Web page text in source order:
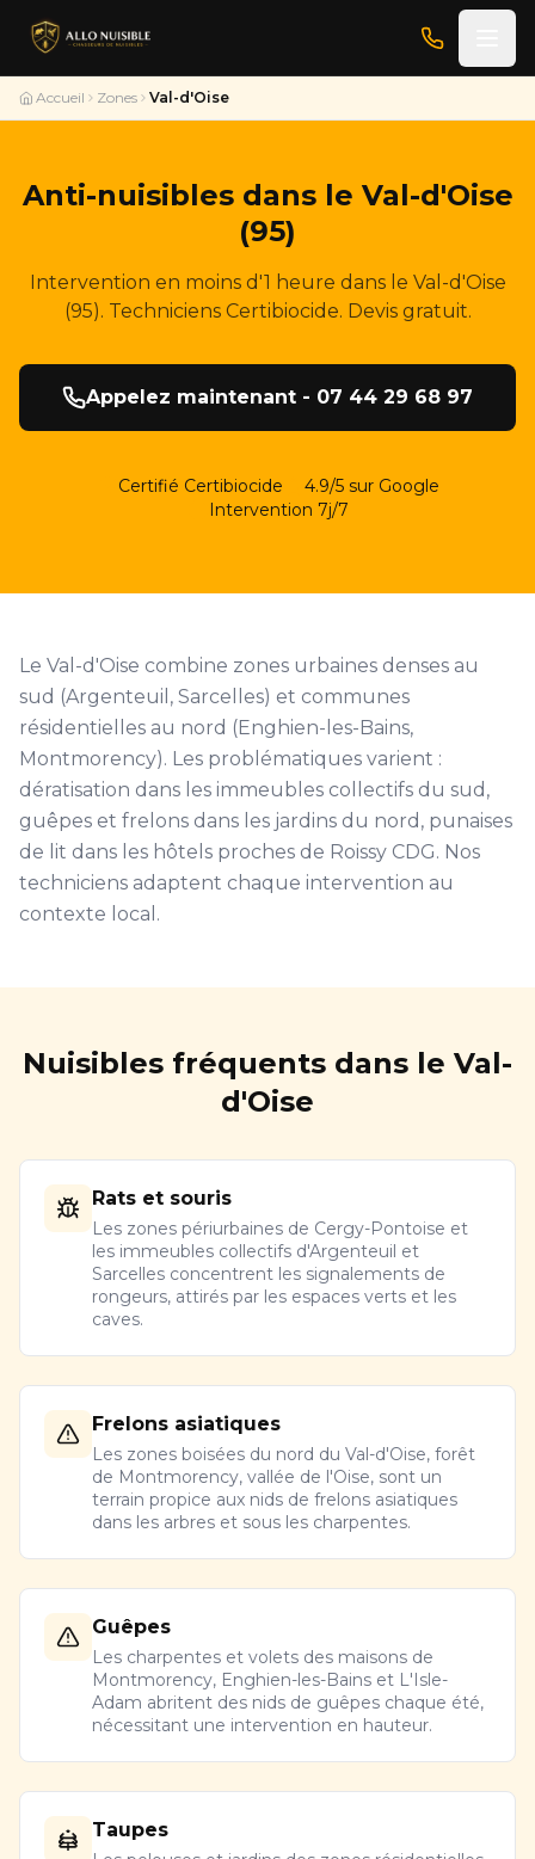
Accueil Zones Val-d'Oise
Anti-nuisibles dans le Val-d'Oise
(95)
Intervention en moins d'1 heure dans le Val-d'Oise
(95). Techniciens Certibiocide. Devis gratuit.
Appelez maintenant - 07 44 29 68 97
Certifié Certibiocide
4.9/5 sur Google
Intervention 7j/7
Le Val-d'Oise combine zones urbaines denses au
sud (Argenteuil, Sarcelles) et communes
résidentielles au nord (Enghien-les-Bains,
Montmorency). Les problématiques varient :
dératisation dans les immeubles collectifs du sud,
guêpes et frelons dans les jardins du nord, punaises
de lit dans les hôtels proches de Roissy CDG. Nos
techniciens adaptent chaque intervention au
contexte local.
Nuisibles fréquents dans le Val-
d'Oise
Rats et souris
Les zones périurbaines de Cergy-Pontoise et
les immeubles collectifs d'Argenteuil et
Sarcelles concentrent les signalements de
rongeurs, attirés par les espaces verts et les
caves.
Frelons asiatiques
Les zones boisées du nord du Val-d'Oise, forêt
de Montmorency, vallée de l'Oise, sont un
terrain propice aux nids de frelons asiatiques
dans les arbres et sous les charpentes.
Guêpes
Les charpentes et volets des maisons de
Montmorency, Enghien-les-Bains et L'Isle-
Adam abritent des nids de guêpes chaque été,
nécessitant une intervention en hauteur.
Taupes